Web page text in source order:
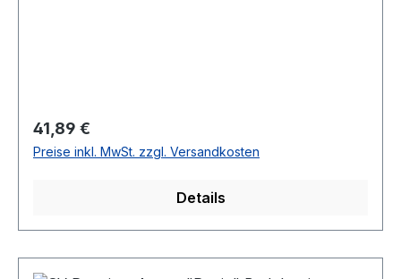
Regulärer Preis:
41,89 €
Preise inkl. MwSt. zzgl. Versandkosten
Details